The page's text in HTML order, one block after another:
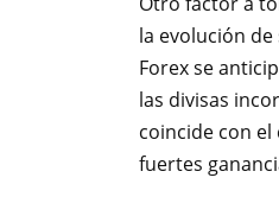
la evolución
Forex se
las divisas
coincide con
fuertes